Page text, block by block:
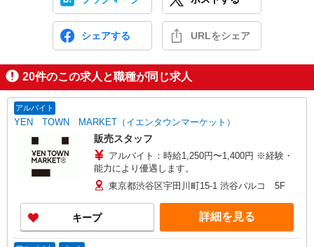
シェアする URLをシェア
20件のこの求人と職種が同じ求人
アルバイト
YEN TOWN MARKET（イエンタウンマーケット）
販売スタッフ
アルバイト：時給1,250円〜1,400円 ※経験・
能力により優遇します。
東京都渋谷区宇田川町15-1 渋谷パルコ 5F
キープ 詳細を見る